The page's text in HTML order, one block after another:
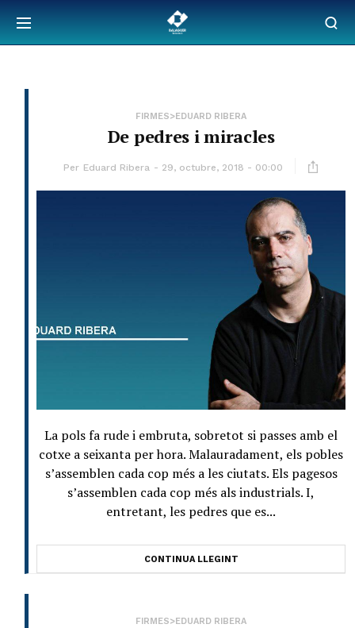
FIRMES>EDUARD RIBERA
De pedres i miracles
Per Eduard Ribera 29, octubre, 2018 - 00:00
La pols fa rude i embruta, sobretot si passes amb el
cotxe a seixanta per hora. Malauradament, els pobles
s’assemblen cada cop més a les ciutats. Els pagesos
s’assemblen cada cop més als industrials. I,
entretant, les pedres que es...
CONTINUA LLEGINT
FIRMES>EDUARD RIBERA